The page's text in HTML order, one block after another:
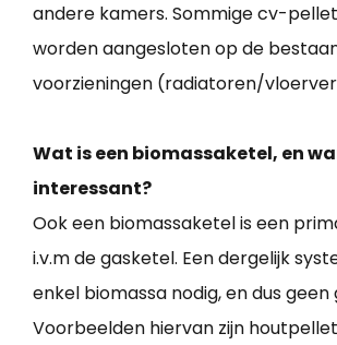
andere kamers. Sommige cv-
worden aangesloten op de
voorzieningen (radiatoren/
Wat is een biomassaketel, en
interessant?
Ook een biomassaketel is een
i.v.m de gasketel. Een dergelijk
enkel biomassa nodig, en dus geen
Voorbeelden hiervan zijn